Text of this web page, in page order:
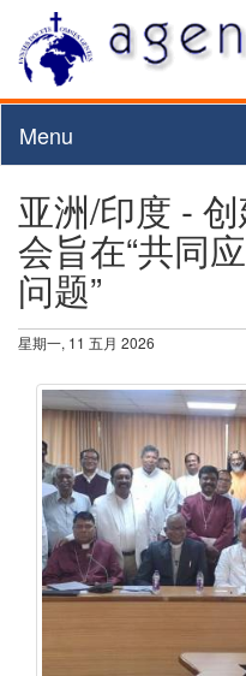
Menu
亚洲/印度 -
会旨在“共同
问题”
星期一, 11 五月 2026